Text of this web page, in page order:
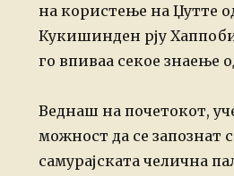
на користење на Џутте
Кукишинден рју
го впиваа секое знаење
Веднаш на почетокот,
можност да се запознат
самурајската челична